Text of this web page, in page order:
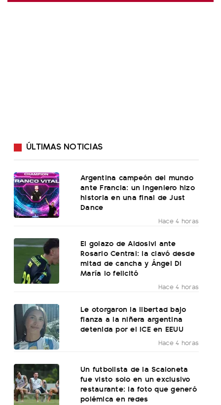
ÚLTIMAS NOTICIAS
Argentina campeón del mundo
ante Francia: un ingeniero hizo
historia en una final de Just
Dance
Hace 4 horas
El golazo de Aldosivi ante
Rosario Central: la clavó desde
mitad de cancha y Ángel Di
María lo felicitó
Hace 4 horas
Le otorgaron la libertad bajo
fianza a la niñera argentina
detenida por el ICE en EEUU
Hace 4 horas
Un futbolista de la Scaloneta
fue visto solo en un exclusivo
restaurante: la foto que generó
polémica en redes